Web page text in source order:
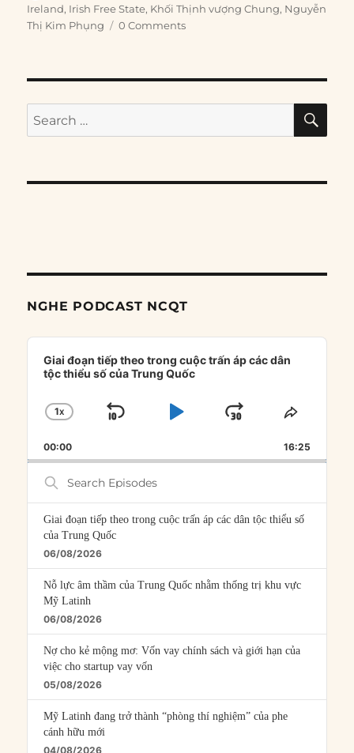
on
Ireland, Irish Free State, Khối Thịnh vượng Chung, Nguyễn
Thị Kim Phụng
0 Comments
Search
for:
NGHE PODCAST NCQT
Audio
Player
Giai đoạn tiếp theo trong cuộc trấn áp các dân
tộc thiểu số của Trung Quốc
CHANGE
RATE
1X
SKIP
PLAYJUMP
FORWARD
SHARE
00:00 16:25
Search
Episodes
Giai đoạn tiếp theo trong cuộc trấn áp các dân tộc thiểu số
của Trung Quốc
06/08/2026
Nỗ lực âm thầm của Trung Quốc nhằm thống trị khu vực
Mỹ Latinh
06/08/2026
Nợ cho kẻ mộng mơ: Vốn vay chính sách và giới hạn của
việc cho startup vay vốn
05/08/2026
Mỹ Latinh đang trở thành “phòng thí nghiệm” của phe
cánh hữu mới
04/08/2026